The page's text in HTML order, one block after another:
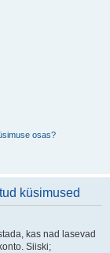
osas?
küsimused
kas nad lasevad
Siiski;